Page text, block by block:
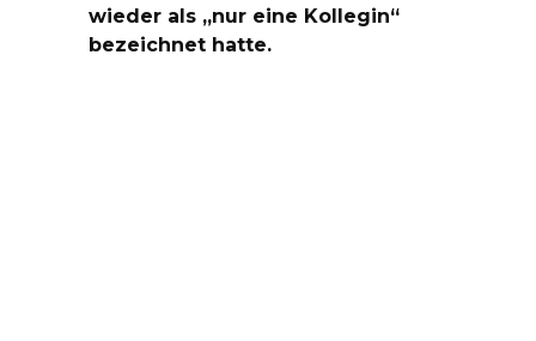
wieder als „nur eine Kollegin“
bezeichnet hatte.